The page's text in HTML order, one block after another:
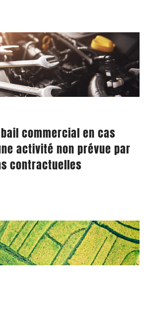
commercial en cas
activité non prévue par
contractuelles